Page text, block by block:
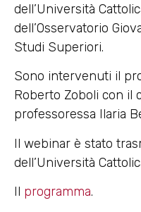
dell’Università
dell’Osservatorio
Studi Superiori.
Sono intervenuti il
Roberto Zoboli con il
professoressa Ilaria
Il webinar è stato
dell’Università
Il programma.